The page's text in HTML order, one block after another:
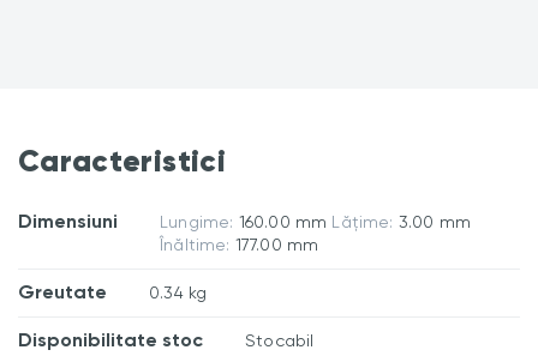
Caracteristici
Dimensiuni Lungime: 160.00 mm Lățime: 3.00 mm
Înăltime: 177.00 mm
Greutate 0.34 kg
Disponibilitate stoc Stocabil